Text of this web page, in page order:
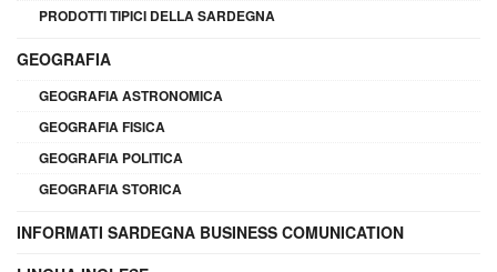
PRODOTTI TIPICI DELLA SARDEGNA
GEOGRAFIA
GEOGRAFIA ASTRONOMICA
GEOGRAFIA FISICA
GEOGRAFIA POLITICA
GEOGRAFIA STORICA
INFORMATI SARDEGNA BUSINESS COMUNICATION